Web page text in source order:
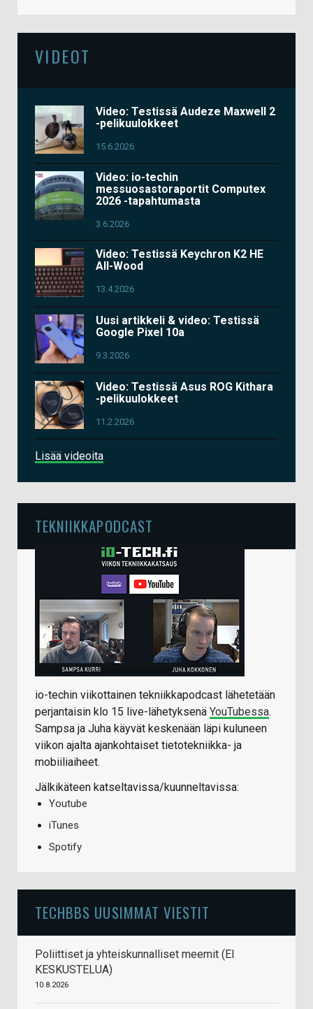
VIDEOT
Video: Testissä Audeze Maxwell 2
-pelikuulokkeet
15.6.2026
Video: io-techin
messuosastoraportit Computex
2026 -tapahtumasta
3.6.2026
Video: Testissä Keychron K2 HE
All-Wood
13.4.2026
Uusi artikkeli & video: Testissä
Google Pixel 10a
9.3.2026
Video: Testissä Asus ROG Kithara
-pelikuulokkeet
11.2.2026
Lisää videoita
TEKNIIKKAPODCAST
io-techin viikottainen tekniikkapodcast lähetetään
perjantaisin klo 15 live-lähetyksenä YouTubessa.
Sampsa ja Juha käyvät keskenään läpi kuluneen
viikon ajalta ajankohtaiset tietotekniikka- ja
mobiiliaiheet.
Jälkikäteen katseltavissa/kuunneltavissa:
Youtube
iTunes
Spotify
TECHBBS UUSIMMAT VIESTIT
Poliittiset ja yhteiskunnalliset meemit (EI
KESKUSTELUA)
10.8.2026